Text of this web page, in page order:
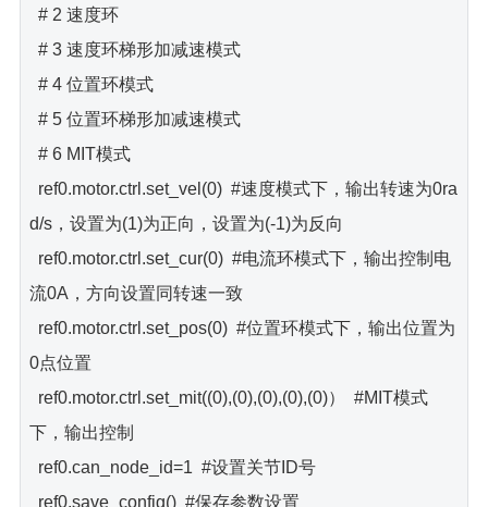
# 2 速度环
# 3 速度环梯形加减速模式
# 4 位置环模式
# 5 位置环梯形加减速模式
# 6 MIT模式
ref0.motor.ctrl.set_vel(0) #速度模式下，输出转速为0ra
d/s，设置为(1)为正向，设置为(-1)为反向
ref0.motor.ctrl.set_cur(0) #电流环模式下，输出控制电
流0A，方向设置同转速一致
ref0.motor.ctrl.set_pos(0) #位置环模式下，输出位置为
0点位置
ref0.motor.ctrl.set_mit((0),(0),(0),(0),(0)） #MIT模式
下，输出控制
ref0.can_node_id=1 #设置关节ID号
ref0.save_config() #保存参数设置